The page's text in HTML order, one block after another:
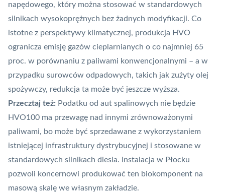
napędowego, który można stosować w standardowych
silnikach wysokoprężnych bez żadnych modyfikacji. Co
istotne z perspektywy klimatycznej, produkcja HVO
ogranicza emisję gazów cieplarnianych o co najmniej 65
proc. w porównaniu z paliwami konwencjonalnymi – a w
przypadku surowców odpadowych, takich jak zużyty olej
spożywczy, redukcja ta może być jeszcze wyższa.
Przecztaj też: Podatku od aut spalinowych nie będzie
HVO100 ma przewagę nad innymi zrównoważonymi
paliwami, bo może być sprzedawane z wykorzystaniem
istniejącej infrastruktury dystrybucyjnej i stosowane w
standardowych silnikach diesla. Instalacja w Płocku
pozwoli koncernowi produkować ten biokomponent na
masową skalę we własnym zakładzie.